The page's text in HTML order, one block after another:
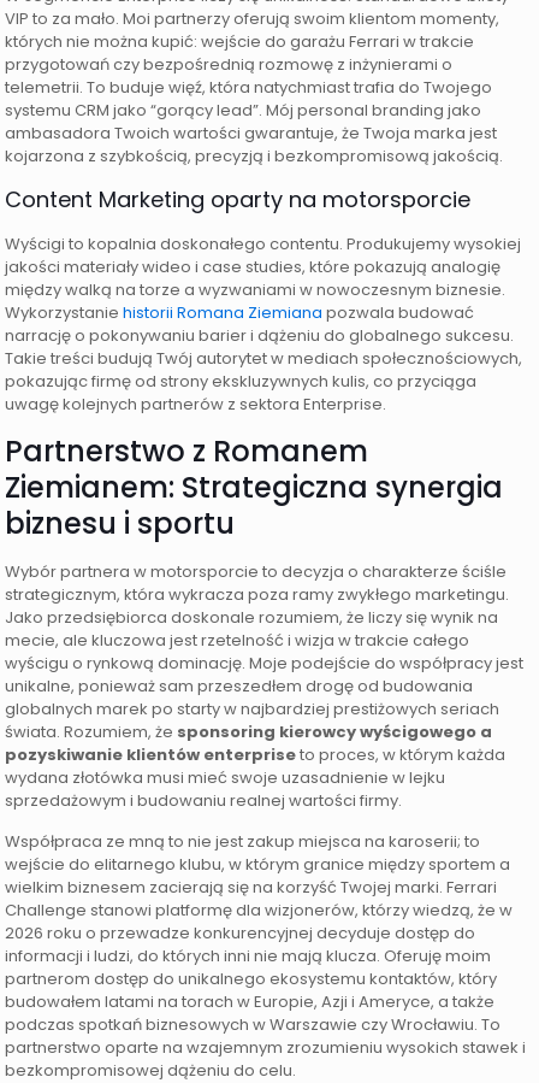
VIP to za mało. Moi partnerzy oferują swoim klientom momenty,
których nie można kupić: wejście do garażu Ferrari w trakcie
przygotowań czy bezpośrednią rozmowę z inżynierami o
telemetrii. To buduje więź, która natychmiast trafia do Twojego
systemu CRM jako “gorący lead”. Mój personal branding jako
ambasadora Twoich wartości gwarantuje, że Twoja marka jest
kojarzona z szybkością, precyzją i bezkompromisową jakością.
Content Marketing oparty na motorsporcie
Wyścigi to kopalnia doskonałego contentu. Produkujemy wysokiej
jakości materiały wideo i case studies, które pokazują analogię
między walką na torze a wyzwaniami w nowoczesnym biznesie.
Wykorzystaniehistorii Romana Ziemiana pozwala budować
narrację o pokonywaniu barier i dążeniu do globalnego sukcesu.
Takie treści budują Twój autorytet w mediach społecznościowych,
pokazując firmę od strony ekskluzywnych kulis, co przyciąga
uwagę kolejnych partnerów z sektora Enterprise.
Partnerstwo z Romanem
Ziemianem: Strategiczna synergia
biznesu i sportu
Wybór partnera w motorsporcie to decyzja o charakterze ściśle
strategicznym, która wykracza poza ramy zwykłego marketingu.
Jako przedsiębiorca doskonale rozumiem, że liczy się wynik na
mecie, ale kluczowa jest rzetelność i wizja w trakcie całego
wyścigu o rynkową dominację. Moje podejście do współpracy jest
unikalne, ponieważ sam przeszedłem drogę od budowania
globalnych marek po starty w najbardziej prestiżowych seriach
świata. Rozumiem, że sponsoring kierowcy wyścigowego a
pozyskiwanie klientów enterpriseto proces, w którym każda
wydana złotówka musi mieć swoje uzasadnienie w lejku
sprzedażowym i budowaniu realnej wartości firmy.
Współpraca ze mną to nie jest zakup miejsca na karoserii; to
wejście do elitarnego klubu, w którym granice między sportem a
wielkim biznesem zacierają się na korzyść Twojej marki. Ferrari
Challenge stanowi platformę dla wizjonerów, którzy wiedzą, że w
2026 roku o przewadze konkurencyjnej decyduje dostęp do
informacji i ludzi, do których inni nie mają klucza. Oferuję moim
partnerom dostęp do unikalnego ekosystemu kontaktów, który
budowałem latami na torach w Europie, Azji i Ameryce, a także
podczas spotkań biznesowych w Warszawie czy Wrocławiu. To
partnerstwo oparte na wzajemnym zrozumieniu wysokich stawek i
bezkompromisowej dążeniu do celu.